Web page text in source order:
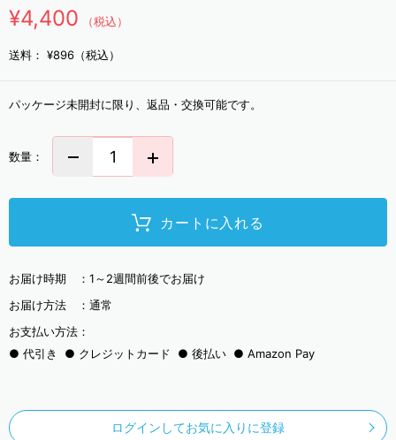
¥4,400 （税込）
送料： ¥896（税込）
パッケージ未開封に限り、返品・交換可能です。
数量：
カートに入れる
お届け時期 ： 1～2週間前後でお届け
お届け方法 ： 通常
お支払い方法：
代引き
クレジットカード 後払い Amazon Pay
ログインしてお気に入りに登録